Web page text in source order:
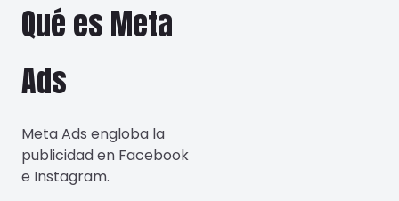
Qué es Meta
Ads
Meta Ads engloba la
publicidad en Facebook
e Instagram.